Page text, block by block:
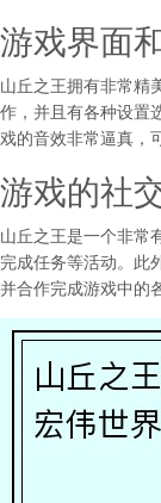
游戏界面
山丘之王拥有非常精
作，并且有各种设置
戏的音效非常逼真，
游戏的社
山丘之王是一个非常
完成任务等活动。此
并合作完成游戏中的